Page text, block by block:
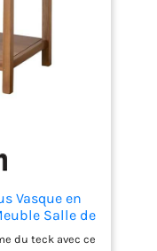
sécurisée et
DE
totales :
max.
(par étagère) ; -
simple et
Vasque en
Salle de
50
du teck avec ce